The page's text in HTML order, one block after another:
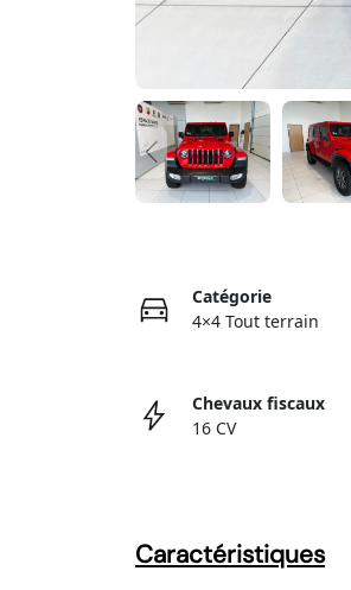
Catégorie
4×4 Tout terrain
Chevaux fiscaux
16 CV
Caractéristiques